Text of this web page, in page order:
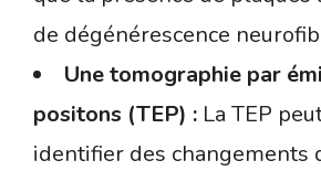
de dégénérescence
Une tomographie par
positons (TEP) : La TEP
identifier des changements